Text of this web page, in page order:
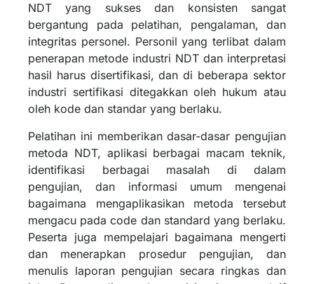
NDT yang sukses dan konsisten sangat
bergantung pada pelatihan, pengalaman, dan
integritas personel. Personil yang terlibat dalam
penerapan metode industri NDT dan interpretasi
hasil harus disertifikasi, dan di beberapa sektor
industri sertifikasi ditegakkan oleh hukum atau
oleh kode dan standar yang berlaku.
Pelatihan ini memberikan dasar-dasar pengujian
metoda NDT, aplikasi berbagai macam teknik,
identifikasi berbagai masalah di dalam
pengujian, dan informasi umum mengenai
bagaimana mengaplikasikan metoda tersebut
mengacu pada code dan standard yang berlaku.
Peserta juga mempelajari bagaimana mengerti
dan menerapkan prosedur pengujian, dan
menulis laporan pengujian secara ringkas dan